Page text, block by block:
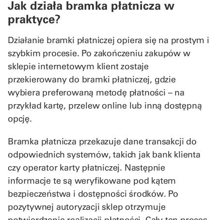
Jak działa bramka płatnicza w
praktyce?
Działanie bramki płatniczej opiera się na prostym i
szybkim procesie. Po zakończeniu zakupów w
sklepie internetowym klient zostaje
przekierowany do bramki płatniczej, gdzie
wybiera preferowaną metodę płatności – na
przykład kartę, przelew online lub inną dostępną
opcję.
Bramka płatnicza przekazuje dane transakcji do
odpowiednich systemów, takich jak bank klienta
czy operator karty płatniczej. Następnie
informacje te są weryfikowane pod kątem
bezpieczeństwa i dostępności środków. Po
pozytywnej autoryzacji sklep otrzymuje